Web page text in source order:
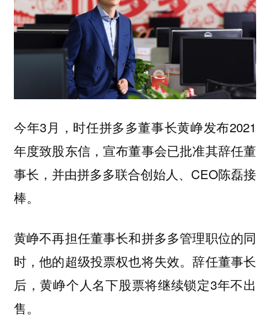
今年3月，时任拼多多董事长黄峥发布2021
年度致股东信，宣布董事会已批准其辞任董
事长，并由拼多多联合创始人、CEO陈磊接
棒。
黄峥不再担任董事长和拼多多管理职位的同
时，他的超级投票权也将失效。辞任董事长
后，黄峥个人名下股票将继续锁定3年不出
售。